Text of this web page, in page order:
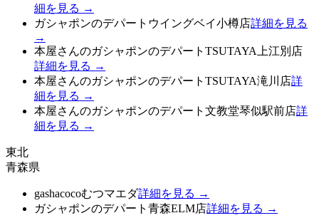
細を見る →
ガシャポンのデパートウイングベイ小樽店詳細を見る
→
本屋さんのガシャポンのデパートTSUTAYA上江別店
詳細を見る →
本屋さんのガシャポンのデパートTSUTAYA滝川店詳
細を見る →
本屋さんのガシャポンのデパート文教堂琴似駅前店詳
細を見る →
東北
青森県
gashacocoむつマエダ詳細を見る →
ガシャポンのデパート青森ELM店詳細を見る →